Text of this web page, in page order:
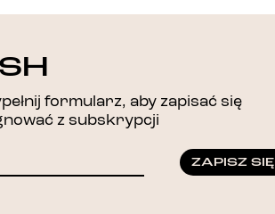
formularz, aby zapisać się
z subskrypcji
ZAPISZ SIĘ